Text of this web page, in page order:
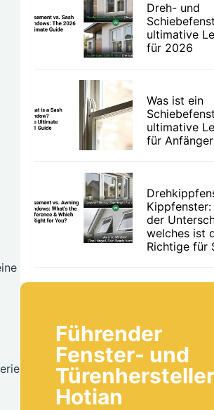
Dreh- und
ultimative
für 2026
Was ist ein
ultimative
für Anfänger
Kippfenster:
der
welches ist
Richtige für
Führender
Fenster- und
Hotian